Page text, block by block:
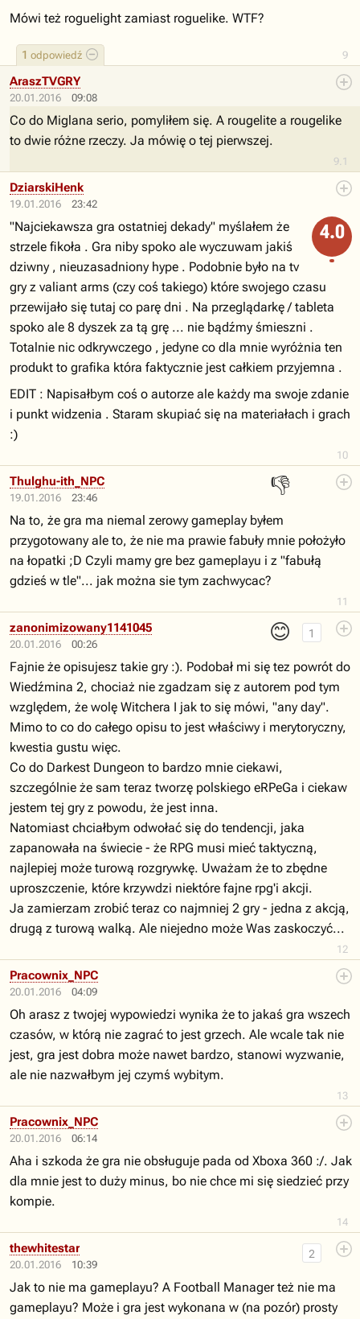
9
1 odpowiedź
Mówi też roguelight zamiast roguelike. WTF?
20.01.2016 09:08
9.1
AraszTVGRY
Co do Miglana serio, pomyliłem się. A rougelite a rougelike
to dwie różne rzeczy. Ja mówię o tej pierwszej.
19.01.2016 23:42
10
DziarskiHenk
4.0
"Najciekawsza gra ostatniej dekady" myślałem że
strzele fikoła . Gra niby spoko ale wyczuwam jakiś
dziwny , nieuzasadniony hype . Podobnie było na tv
gry z valiant arms (czy coś takiego) które swojego czasu
przewijało się tutaj co parę dni . Na przeglądarkę / tableta
spoko ale 8 dyszek za tą grę ... nie bądźmy śmieszni .
Totalnie nic odkrywczego , jedyne co dla mnie wyróżnia ten
produkt to grafika która faktycznie jest całkiem przyjemna .
EDIT : Napisałbym coś o autorze ale każdy ma swoje zdanie
i punkt widzenia . Staram skupiać się na materiałach i grach
:)
19.01.2016 23:46
👎
11
Thulghu-ith_NPC
Na to, że gra ma niemal zerowy gameplay byłem
przygotowany ale to, że nie ma prawie fabuły mnie położyło
na łopatki ;D Czyli mamy gre bez gameplayu i z "fabułą
gdzieś w tle"... jak można sie tym zachwycac?
20.01.2016 00:26
😊
12
1
zanonimizowany1141045
Fajnie że opisujesz takie gry :). Podobał mi się tez powrót do
Wiedźmina 2, chociaż nie zgadzam się z autorem pod tym
względem, że wolę Witchera I jak to się mówi, "any day".
Mimo to co do całego opisu to jest właściwy i merytoryczny,
kwestia gustu więc.
Co do Darkest Dungeon to bardzo mnie ciekawi,
szczególnie że sam teraz tworzę polskiego eRPeGa i ciekaw
jestem tej gry z powodu, że jest inna.
Natomiast chciałbym odwołać się do tendencji, jaka
zapanowała na świecie - że RPG musi mieć taktyczną,
najlepiej może turową rozgrywkę. Uważam że to zbędne
uproszczenie, które krzywdzi niektóre fajne rpg'i akcji.
Ja zamierzam zrobić teraz co najmniej 2 gry - jedna z akcją,
drugą z turową walką. Ale niejedno może Was zaskoczyć...
20.01.2016 04:09
13
Pracownix_NPC
Oh arasz z twojej wypowiedzi wynika że to jakaś gra wszech
czasów, w którą nie zagrać to jest grzech. Ale wcale tak nie
jest, gra jest dobra może nawet bardzo, stanowi wyzwanie,
ale nie nazwałbym jej czymś wybitym.
20.01.2016 06:14
14
Pracownix_NPC
Aha i szkoda że gra nie obsługuje pada od Xboxa 360 :/. Jak
dla mnie jest to duży minus, bo nie chce mi się siedzieć przy
kompie.
20.01.2016 10:39
2
thewhitestar
Jak to nie ma gameplayu? A Football Manager też nie ma
gameplayu? Może i gra jest wykonana w (na pozór) prosty